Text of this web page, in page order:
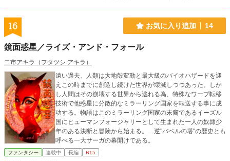
16 お気に入り追加 14
鏡面惑星／ライズ・アンド・フォール
二市アキラ（フタツシ アキラ）
遠い過去、人類は大地殻変動と最大級のバイオハザードを迎
えこの時までに創造し続けた世界が壊滅しつつあった。しか
し人間はその崩壊する世界から逃れる為、特殊なワープ転移
技術で他惑星に分散的なミラーリング国家を転送する事に成
功する。物語はこのミラーリング国家の末裔であるイーズル
国にヒューマンフォージャリーとして生まれた一人の奴隷少
年のある決断と冒険から始まる。…逆"バベルの塔"の歴史とも
呼べる一大サーガの幕開けである。
ファンタジー 連載中 長編 R15